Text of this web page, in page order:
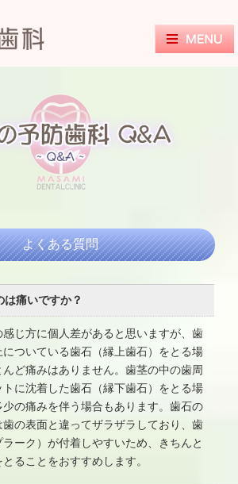
よくある質問
は痛いですか？
感じ方に個人差があると思いますが、歯
についている歯石（縁上歯石）をとる場
んど痛みはありません。歯茎の中の歯周
トに沈着した歯石（縁下歯石）をとる場
少の痛みを伴う場合もあります。歯石の
歯の表面と違ってザラザラしており、歯
ラーク）が付着しやすいため、きちんと
ることをおすすめします。